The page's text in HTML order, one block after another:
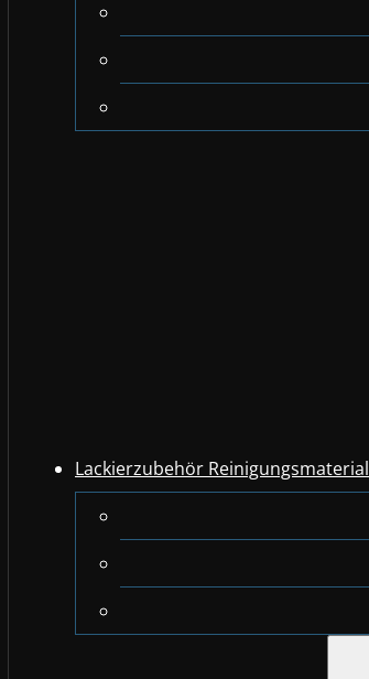
Lackierzubehör Reinigungsmaterial